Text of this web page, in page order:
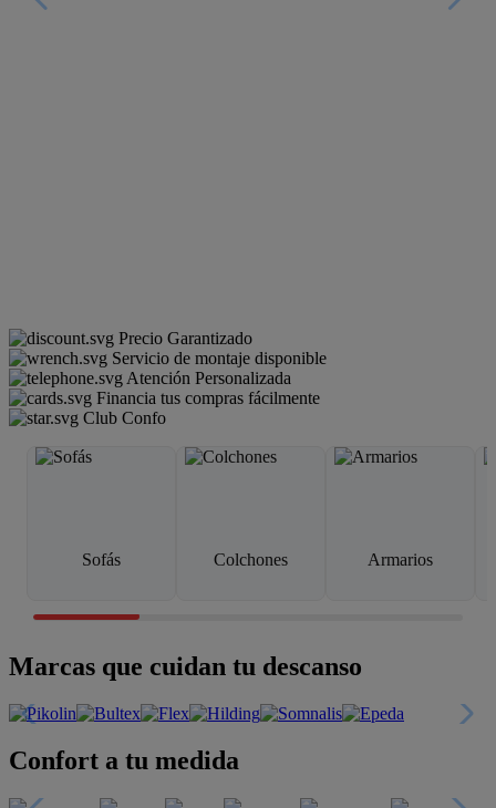
Precio Garantizado
Servicio de montaje disponible
Atención Personalizada
Financia tus compras fácilmente
Club Confo
Sofás Colchones Armarios
Marcas que cuidan tu descanso
Confort a tu medida